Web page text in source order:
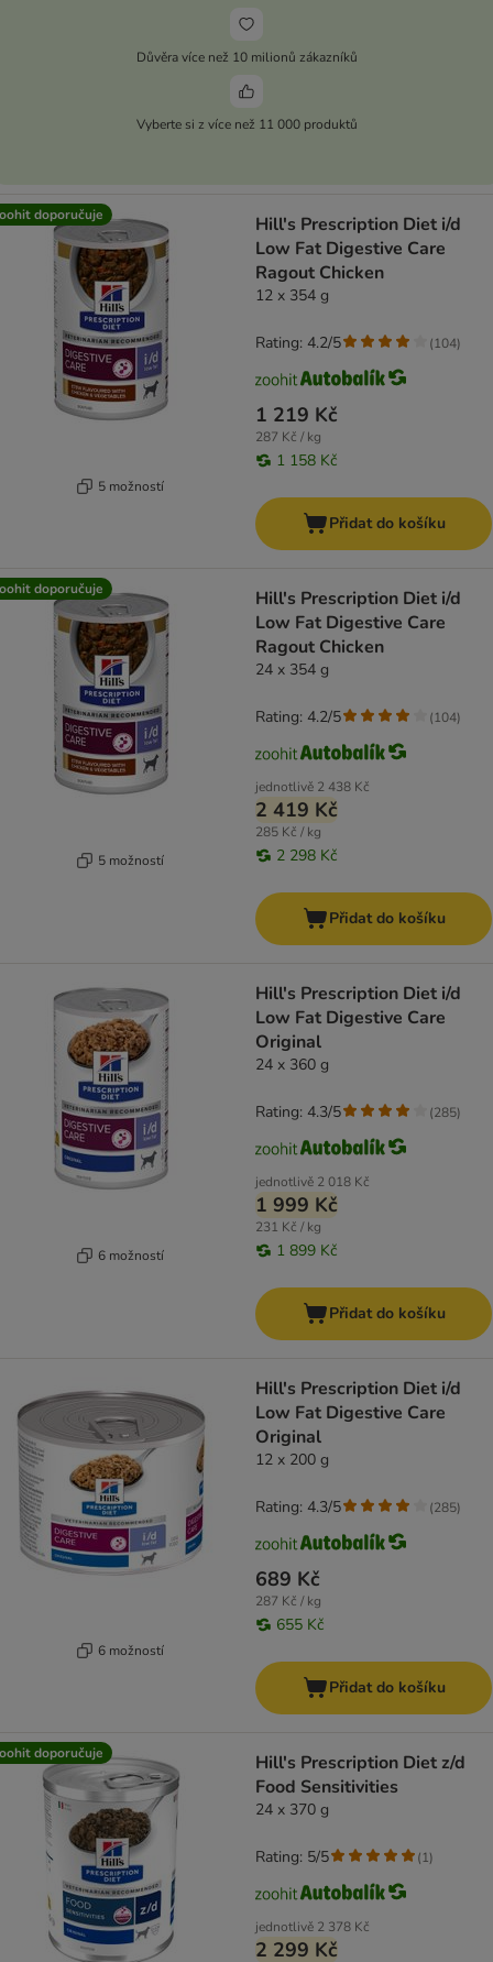
Důvěra více než 10 milionů zákazníků
Vyberte si z více než 11 000 produktů
doporučuje
5 možností
Hill's Prescription Diet i/d
Low Fat Digestive Care
Ragout Chicken
12 x 354 g
1 219 Kč
287 Kč / kg
1 158 Kč
Rating: 4.2/5 (104)
Přidat do košíku
doporučuje
5 možností
Hill's Prescription Diet i/d
Low Fat Digestive Care
Ragout Chicken
24 x 354 g
jednotlivě 2 438 Kč
2 419 Kč
285 Kč / kg
2 298 Kč
Rating: 4.2/5 (104)
Přidat do košíku
6 možností
Hill's Prescription Diet i/d
Low Fat Digestive Care
Original
24 x 360 g
jednotlivě 2 018 Kč
1 999 Kč
231 Kč / kg
1 899 Kč
Rating: 4.3/5 (285)
Přidat do košíku
6 možností
Hill's Prescription Diet i/d
Low Fat Digestive Care
Original
12 x 200 g
689 Kč
287 Kč / kg
655 Kč
Rating: 4.3/5 (285)
Přidat do košíku
doporučuje
Hill's Prescription Diet z/d
Food Sensitivities
24 x 370 g
jednotlivě 2 378 Kč
2 299 Kč
Rating: 5/5 (1)